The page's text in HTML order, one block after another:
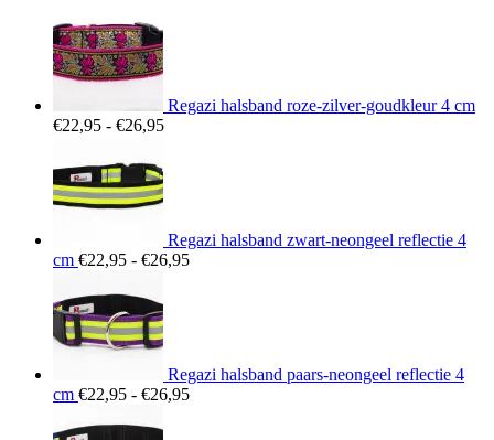
Regazi halsband roze-zilver-goudkleur 4 cm
€22,95 - €26,95Prijsklasse:
Regazi halsband zwart-neongeel reflectie 4
cm €22,95 - €26,95Prijsklasse:
Regazi halsband paars-neongeel reflectie 4
cm €22,95 - €26,95Prijsklasse: